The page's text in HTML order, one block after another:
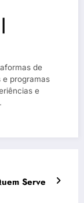
de
e programas
e
Serve